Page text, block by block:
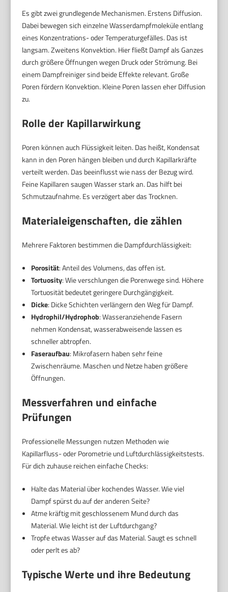
Es gibt zwei grundlegende Mechanismen. Erstens Diffusion.
Dabei bewegen sich einzelne Wasserdampfmoleküle entlang
eines Konzentrations- oder Temperaturgefälles. Das ist
langsam. Zweitens Konvektion. Hier fließt Dampf als Ganzes
durch größere Öffnungen wegen Druck oder Strömung. Bei
einem Dampfreiniger sind beide Effekte relevant. Große
Poren fördern Konvektion. Kleine Poren lassen eher Diffusion
zu.
Rolle der Kapillarwirkung
Poren können auch Flüssigkeit leiten. Das heißt, Kondensat
kann in den Poren hängen bleiben und durch Kapillarkräfte
verteilt werden. Das beeinflusst wie nass der Bezug wird.
Feine Kapillaren saugen Wasser stark an. Das hilft bei
Schmutzaufnahme. Es verzögert aber das Trocknen.
Materialeigenschaften, die zählen
Mehrere Faktoren bestimmen die Dampfdurchlässigkeit:
Porosität: Anteil des Volumens, das offen ist.
Tortuosity: Wie verschlungen die Porenwege sind. Höhere
Tortuosität bedeutet geringere Durchgängigkeit.
Dicke: Dicke Schichten verlängern den Weg für Dampf.
Hydrophil/Hydrophob: Wasseranziehende Fasern
nehmen Kondensat, wasserabweisende lassen es
schneller abtropfen.
Faseraufbau: Mikrofasern haben sehr feine
Zwischenräume. Maschen und Netze haben größere
Öffnungen.
Messverfahren und einfache
Prüfungen
Professionelle Messungen nutzen Methoden wie
Kapillarfluss- oder Porometrie und Luftdurchlässigkeitstests.
Für dich zuhause reichen einfache Checks:
Halte das Material über kochendes Wasser. Wie viel
Dampf spürst du auf der anderen Seite?
Atme kräftig mit geschlossenem Mund durch das
Material. Wie leicht ist der Luftdurchgang?
Tropfe etwas Wasser auf das Material. Saugt es schnell
oder perlt es ab?
Typische Werte und ihre Bedeutung